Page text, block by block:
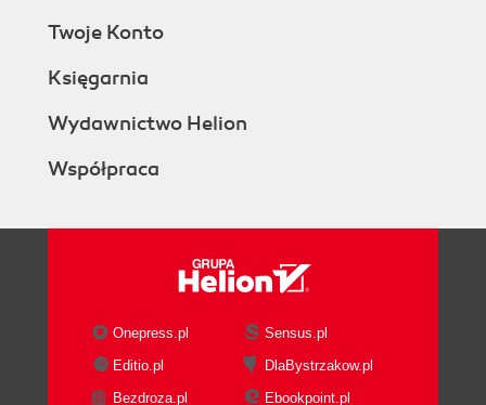
Twoje Konto
Księgarnia
Wydawnictwo Helion
Współpraca
Onepress.pl
Sensus.pl
Editio.pl
DlaBystrzakow.pl
Bezdroza.pl
Ebookpoint.pl